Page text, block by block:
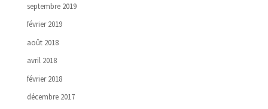
septembre 2019
février 2019
août 2018
avril 2018
février 2018
décembre 2017